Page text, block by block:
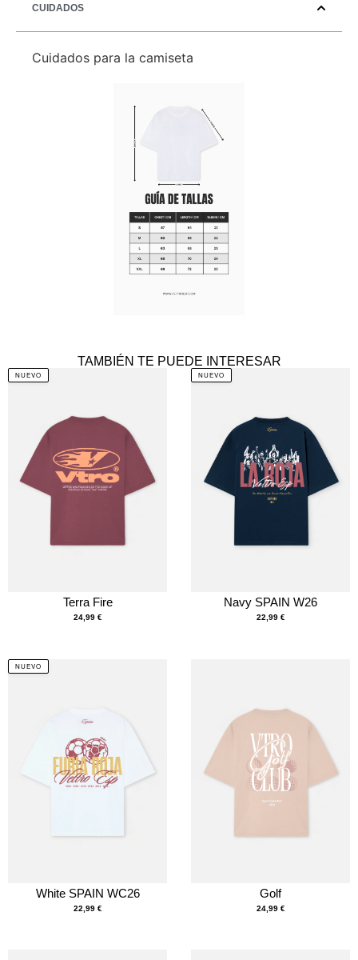
CUIDADOS
Cuidados para la camiseta
TAMBIÉN TE PUEDE INTERESAR
NUEVO
Terra Fire
24,99 €
NUEVO
Navy SPAIN W26
22,99 €
NUEVO
White SPAIN WC26
22,99 €
Golf
24,99 €